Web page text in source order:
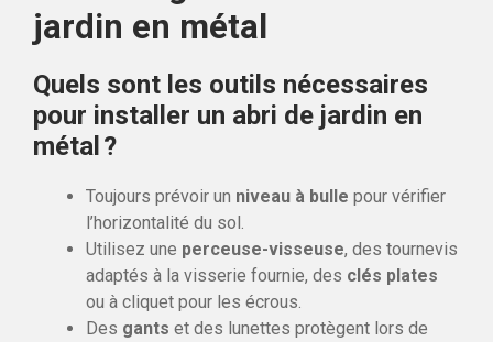
jardin en métal
Quels sont les outils nécessaires
pour installer un abri de jardin en
métal ?
Toujours prévoir un niveau à bulle pour vérifier
l’horizontalité du sol.
Utilisez une perceuse-visseuse, des tournevis
adaptés à la visserie fournie, des clés plates
ou à cliquet pour les écrous.
Des gants et des lunettes protègent lors de